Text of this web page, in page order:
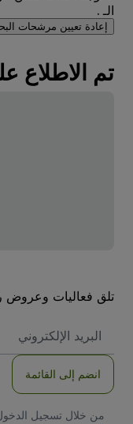
الـ .
إعادة تعيين مرشحات
تم الاطلاع
تلق فعاليات وعروض
الاكتروني
انضم إلى القائمة
من خلال تسجيل